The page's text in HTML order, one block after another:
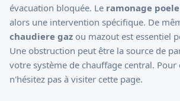
évacuation bloquée. Le ramonage
alors une intervention spécifique. De
chaudiere gaz ou mazout est essentiel
Une obstruction peut être la source de
votre système de chauffage central. Pour
n'hésitez pas à visiter cette page.